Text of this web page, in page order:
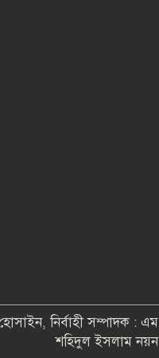
নির্বাহী সম্পাদক : এম
শহিদুল ইসলাম নয়ন